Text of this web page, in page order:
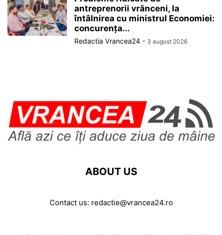
antreprenorii vrânceni, la
întâlnirea cu ministrul Economiei:
concurența...
Redactia Vrancea24 - 3 august 2026
ABOUT US
Contact us: redactie@vrancea24.ro